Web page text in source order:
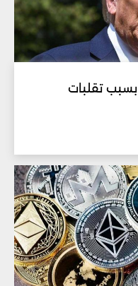
بسبب تقلبات